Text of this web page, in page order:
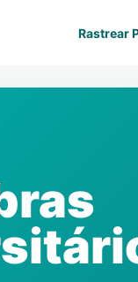
Rastrear